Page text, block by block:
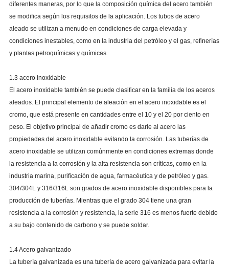
diferentes maneras, por lo que la composición química del acero también
se modifica según los requisitos de la aplicación. Los tubos de acero
aleado se utilizan a menudo en condiciones de carga elevada y
condiciones inestables, como en la industria del petróleo y el gas, refinerías
y plantas petroquímicas y químicas.
1.3 acero inoxidable
El acero inoxidable también se puede clasificar en la familia de los aceros
aleados. El principal elemento de aleación en el acero inoxidable es el
cromo, que está presente en cantidades entre el 10 y el 20 por ciento en
peso. El objetivo principal de añadir cromo es darle al acero las
propiedades del acero inoxidable evitando la corrosión. Las tuberías de
acero inoxidable se utilizan comúnmente en condiciones extremas donde
la resistencia a la corrosión y la alta resistencia son críticas, como en la
industria marina, purificación de agua, farmacéutica y de petróleo y gas.
304/304L y 316/316L son grados de acero inoxidable disponibles para la
producción de tuberías. Mientras que el grado 304 tiene una gran
resistencia a la corrosión y resistencia, la serie 316 es menos fuerte debido
a su bajo contenido de carbono y se puede soldar.
1.4 Acero galvanizado
La tubería galvanizada es una tubería de acero galvanizada para evitar la